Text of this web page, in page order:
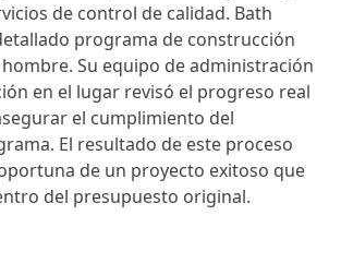
de control de calidad. Bath
programa de construcción
Su equipo de administración
en el lugar revisó el progreso real
el cumplimiento del
El resultado de este proceso
de un proyecto exitoso que
del presupuesto original.